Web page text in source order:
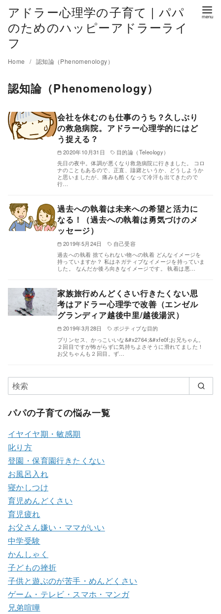
アドラー心理学の子育て | パパ
のためのハッピーアドラーライ
フ
Home 認知論（Phenomenology）
認知論（Phenomenology）
会社を休むのも仕事のうち？久しぶり
の救急病院。アドラー心理学的にはど
う捉える？
2020年10月31日
目的論（Teleology）
先日の夜中。体調が悪くなり救急病院に行きました。 コロ
ナのこともあるので、正直、躊躇というか、どうしようか
と思いましたが、痛みも酷くなって冷汗も出てきたので
行…
過去への執着は未来への希望と活力に
なる！（過去への執着は勇気づけのメ
ッセージ）
2019年5月24日
自己受容
過去への執着 捨てられない物への執着 どんなイメージを
持っていますか？ 私はネガティブなイメージを持っていま
した。 なんだか後ろ向きなイメージです。 執着は悪…
家族旅行めんどくさい行きたくない思
考はアドラー心理学で改善（エンゼル
グランディア越後中里/越後湯沢）
2019年3月28日
ポジティブな目的
プリンセス、かっこいいな&#x2764;&#xfe0f;お兄ちゃん。
２回目ですが怖がらずに気持ちよさそうに滑れてました！
お父ちゃんも２回目。ず…
パパの子育ての悩み一覧
イヤイヤ期・敏感期
叱り方
登園・保育園行きたくない
お風呂入れ
寝かしつけ
育児めんどくさい
育児疲れ
お父さん嫌い・ママがいい
中学受験
かんしゃく
子どもの挫折
子供と遊ぶのが苦手・めんどくさい
ゲーム・テレビ・スマホ・マンガ
兄弟喧嘩